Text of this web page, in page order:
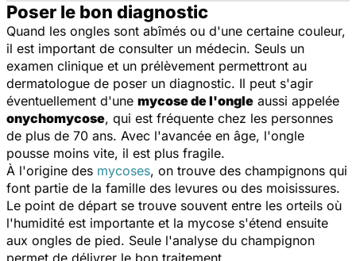
Poser le bon diagnostic
Quand les ongles sont abîmés ou d'une certaine couleur,
il est important de consulter un médecin. Seuls un
examen clinique et un prélèvement permettront au
dermatologue de poser un diagnostic. Il peut s'agir
éventuellement d'une mycose de l'ongle aussi appelée
onychomycose, qui est fréquente chez les personnes
de plus de 70 ans. Avec l'avancée en âge, l'ongle
pousse moins vite, il est plus fragile.
À l'origine des mycoses, on trouve des champignons qui
font partie de la famille des levures ou des moisissures.
Le point de départ se trouve souvent entre les orteils où
l'humidité est importante et la mycose s'étend ensuite
aux ongles de pied. Seule l'analyse du champignon
permet de délivrer le bon traitement.